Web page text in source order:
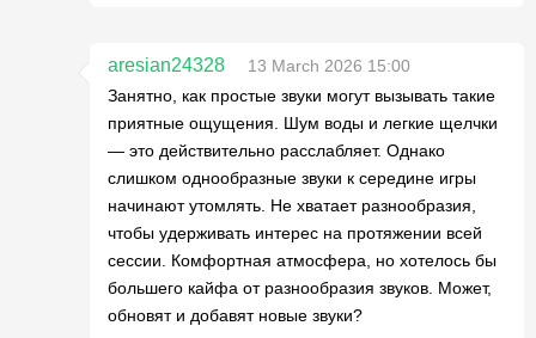
aresian24328
13 March 2026 15:00
Занятно, как простые звуки могут вызывать такие
приятные ощущения. Шум воды и легкие щелчки
— это действительно расслабляет. Однако
слишком однообразные звуки к середине игры
начинают утомлять. Не хватает разнообразия,
чтобы удерживать интерес на протяжении всей
сессии. Комфортная атмосфера, но хотелось бы
большего кайфа от разнообразия звуков. Может,
обновят и добавят новые звуки?